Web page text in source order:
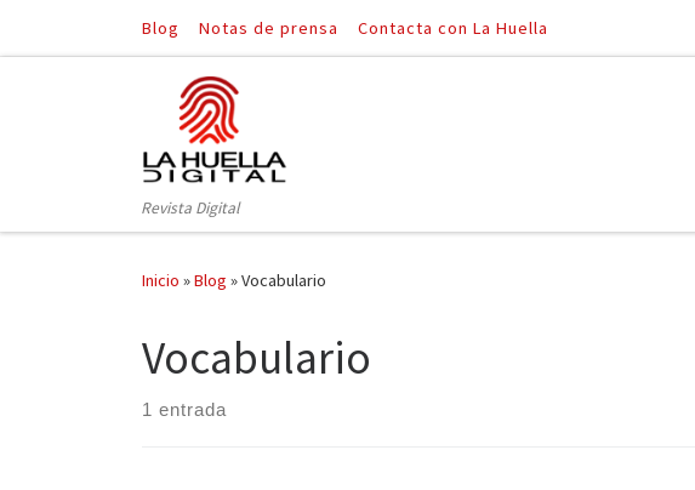
Saltar al contenido
Blog Notas de prensa Contacta con La Huella
Revista Digital
Inicio »Blog »Vocabulario
Vocabulario
1 entrada